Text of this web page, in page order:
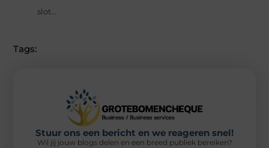
slot...
Tags:
Stuur ons een bericht en we reageren snel!
Wil jij jouw blogs delen en een breed publiek bereiken?